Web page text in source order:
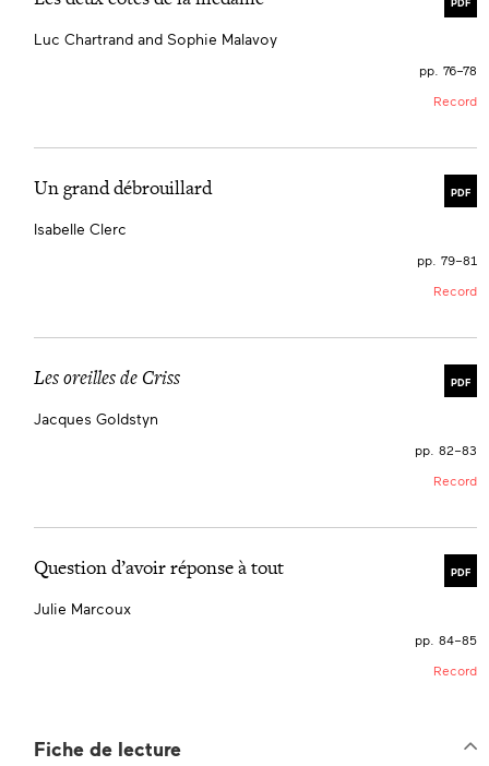
PDF
Luc Chartrand and Sophie Malavoy
pp. 76–78
Record
PDF
Un grand débrouillard
Isabelle Clerc
pp. 79–81
Record
PDF
Les oreilles de Criss
Jacques Goldstyn
pp. 82–83
Record
PDF
Question d’avoir réponse à tout
Julie Marcoux
pp. 84–85
Record
Fiche de lecture